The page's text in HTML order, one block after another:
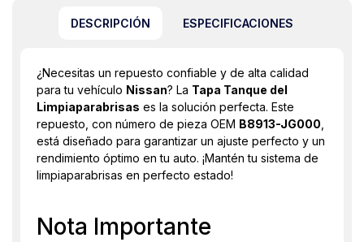
DESCRIPCIÓN ESPECIFICACIONES
¿Necesitas un repuesto confiable y de alta calidad
para tu vehículo Nissan? La Tapa Tanque del
Limpiaparabrisas es la solución perfecta. Este
repuesto, con número de pieza OEM B8913-JG000
está diseñado para garantizar un ajuste perfecto y un
rendimiento óptimo en tu auto. ¡Mantén tu sistema de
limpiaparabrisas en perfecto estado!
Nota Importante